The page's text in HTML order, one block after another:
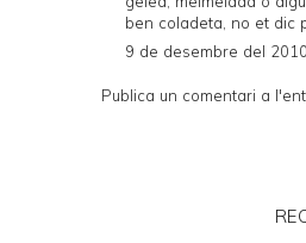
ben coladeta, no et dic
9 de desembre del
Publica un comentari a